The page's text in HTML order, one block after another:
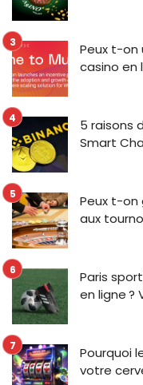
Peux t-on
casino en
5 raisons
Smart
Peux t-on
aux
Paris
en ligne ?
Pourquoi
votre